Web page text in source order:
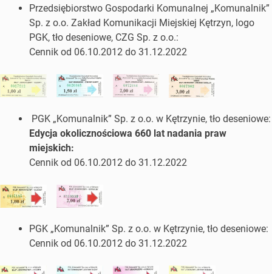
Przedsiębiorstwo Gospodarki Komunalnej „Komunalnik”
Sp. z o.o. Zakład Komunikacji Miejskiej Kętrzyn, logo
PGK, tło deseniowe, CZG Sp. z o.o.:
Cennik od 06.10.2012 do 31.12.2022
PGK „Komunalnik” Sp. z o.o. w Kętrzynie, tło deseniowe:
Edycja okolicznościowa 660 lat nadania praw
miejskich:
Cennik od 06.10.2012 do 31.12.2022
PGK „Komunalnik” Sp. z o.o. w Kętrzynie, tło deseniowe:
Cennik od 06.10.2012 do 31.12.2022